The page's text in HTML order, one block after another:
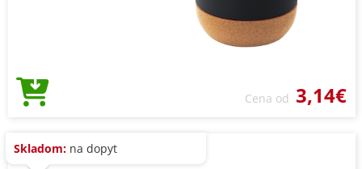
Cena od 3,14€
Skladom: na dopyt